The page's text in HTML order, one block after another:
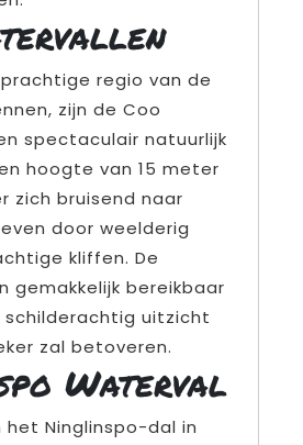
regio van de
zijn de Coo
spectaculair natuurlijk
hoogte van 15 meter
zich bruisend naar
door weelderig
kliffen. De
gemakkelijk bereikbaar
schilderachtig uitzicht
zal betoveren.
Waterval
Ninglinspo-dal in